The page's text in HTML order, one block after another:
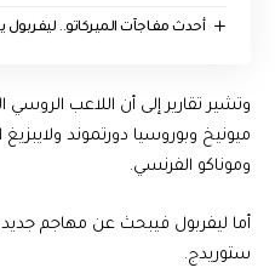
أحدث مفاجآت الميركاتو..
وتشير تقارير إلى أن اللاعب الروسي
ميونيخ وبوروسيا دورتموند ولايبزيغ
وموناكو الفرنسي.
أما ليفربول فيبحث عن مهاجم جديد
ستوريدج.